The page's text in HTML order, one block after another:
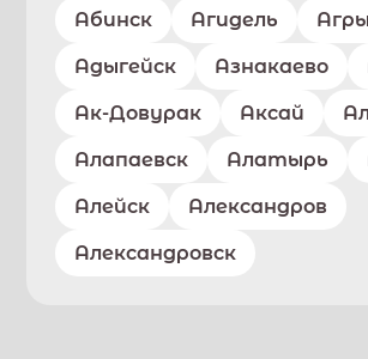
Абинск Агидель
Адыгейск Азнакаево
Ак-Довурак Аксай
Алапаевск Алатырь
Алейск Александров
Александровск